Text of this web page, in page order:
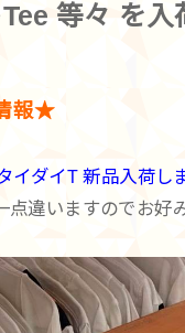
等々 を
報★
イダイT 新品入荷し
違いますのでお好